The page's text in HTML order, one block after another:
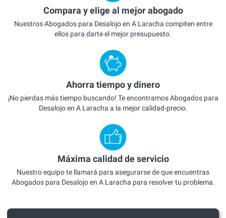
Compara y elige al mejor abogado
Nuestros Abogados para Desalojo en A Laracha compiten entre
ellos para darte el mejor presupuesto.
Ahorra tiempo y dinero
¡No pierdas más tiempo buscando! Te encontramos Abogados para
Desalojo en A Laracha a la mejor calidad-precio.
Máxima calidad de servicio
Nuestro equipo te llamará para asegurarse de que encuentras
Abogados para Desalojo en A Laracha para resolver tu problema.